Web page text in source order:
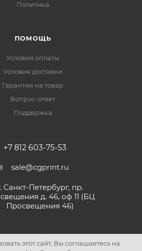
Политика
ПОМОЩЬ
Условия оплаты
Условия доставки
Гарантия на товар
Вопрос-ответ
Поддержка
+7 812 603-75-53
sale@cgprint.ru
Санкт-Петербург, пр.
д. 46, оф 11 (БЦ
Просвещения 46)
этот сайт, Вы соглашаетесь на